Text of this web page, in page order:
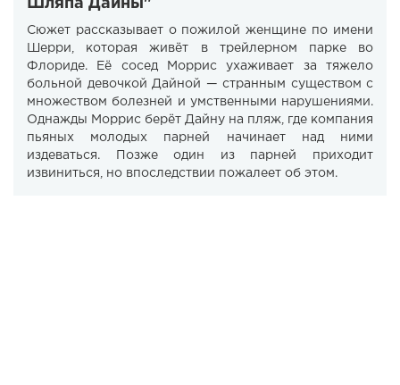
Шляпа Дайны"
Сюжет рассказывает о пожилой женщине по имени
Шерри, которая живёт в трейлерном парке во
Флориде. Её сосед Моррис ухаживает за тяжело
больной девочкой Дайной — странным существом с
множеством болезней и умственными нарушениями.
Однажды Моррис берёт Дайну на пляж, где компания
пьяных молодых парней начинает над ними
издеваться. Позже один из парней приходит
извиниться, но впоследствии пожалеет об этом.